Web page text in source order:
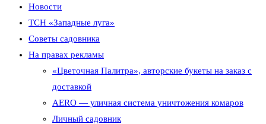
веб-
сайту
Новости
ТСН «Западные луга»
Советы садовника
На правах рекламы
«Цветочная Палитра», авторские букеты на заказ с
доставкой
AERO — уличная система уничтожения комаров
Личный садовник